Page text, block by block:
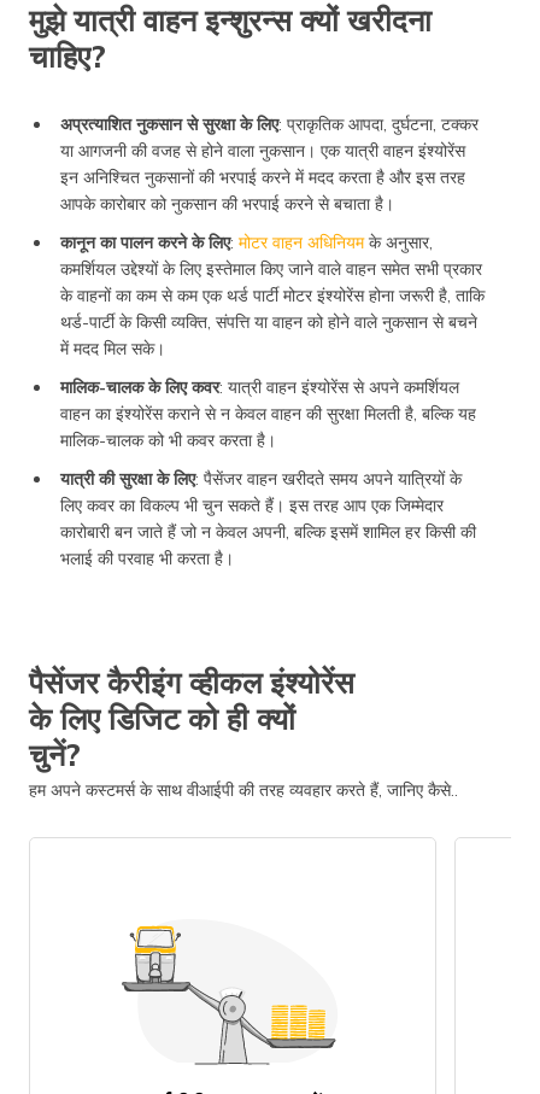
मुझे यात्री वाहन इन्शुरन्स क्यों खरीदना
चाहिए?
अप्रत्याशित नुकसान से सुरक्षा के लिए: प्राकृतिक आपदा, दुर्घटना, टक्कर
या आगजनी की वजह से होने वाला नुकसान। एक यात्री वाहन इंश्योरेंस
इन अनिश्चित नुकसानों की भरपाई करने में मदद करता है और इस तरह
आपके कारोबार को नुकसान की भरपाई करने से बचाता है।
कानून का पालन करने के लिए: मोटर वाहन अधिनियमके अनुसार,
कमर्शियल उद्देश्यों के लिए इस्तेमाल किए जाने वाले वाहन समेत सभी प्रकार
के वाहनों का कम से कम एक थर्ड पार्टी मोटर इंश्योरेंस होना जरूरी है, ताकि
थर्ड-पार्टी के किसी व्यक्ति, संपत्ति या वाहन को होने वाले नुकसान से बचने
में मदद मिल सके।
मालिक-चालक के लिए कवर: यात्री वाहन इंश्योरेंस से अपने कमर्शियल
वाहन का इंश्योरेंस कराने से न केवल वाहन की सुरक्षा मिलती है, बल्कि यह
मालिक-चालक को भी कवर करता है।
यात्री की सुरक्षा के लिए: पैसेंजर वाहन खरीदते समय अपने यात्रियों के
लिए कवर का विकल्प भी चुन सकते हैं। इस तरह आप एक जिम्मेदार
कारोबारी बन जाते हैं जो न केवल अपनी, बल्कि इसमें शामिल हर किसी की
भलाई की परवाह भी करता है।
पैसेंजर कैरीइंग व्हीकल इंश्योरेंस
के लिए डिजिट को ही क्यों
चुनें?
हम अपने कस्टमर्स के साथ वीआईपी की तरह व्यवहार करते हैं, जानिए कैसे..